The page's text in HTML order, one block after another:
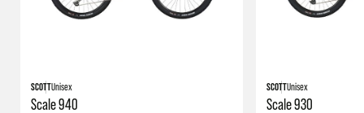
SCOTTUnisex
Scale 940
SCOTTUnisex
Scale 930